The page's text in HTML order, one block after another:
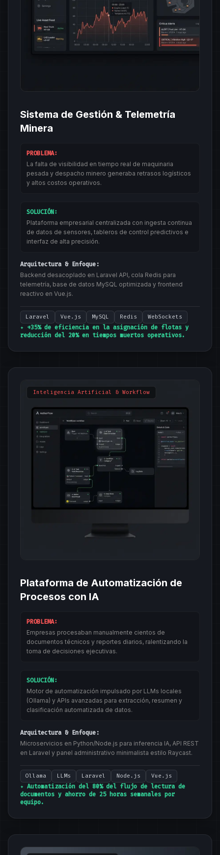
Sistema de Gestión & Telemetría
Minera
PROBLEMA:
La falta de visibilidad en tiempo real de maquinaria
pesada y despacho minero generaba retrasos logísticos
y altos costos operativos.
SOLUCIÓN:
Plataforma empresarial centralizada con ingesta continua
de datos de sensores, tableros de control predictivos e
interfaz de alta precisión.
Arquitectura & Enfoque:
Backend desacoplado en Laravel API, cola Redis para
telemetría, base de datos MySQL optimizada y frontend
reactivo en Vue.js.
Laravel Vue.js MySQL Redis WebSockets
✦ +35% de eficiencia en la asignación de flotas y
reducción del 20% en tiempos muertos operativos.
Inteligencia Artificial & Workflow
Plataforma de Automatización de
Procesos con IA
PROBLEMA:
Empresas procesaban manualmente cientos de
documentos técnicos y reportes diarios, ralentizando la
toma de decisiones ejecutivas.
SOLUCIÓN:
Motor de automatización impulsado por LLMs locales
(Ollama) y APIs avanzadas para extracción, resumen y
clasificación automatizada de datos.
Arquitectura & Enfoque:
Microservicios en Python/Node.js para inferencia IA, API REST
en Laravel y panel administrativo minimalista estilo Raycast.
Ollama LLMs Laravel Node.js Vue.js
✦ Automatización del 80% del flujo de lectura de
documentos y ahorro de 25 horas semanales por
equipo.